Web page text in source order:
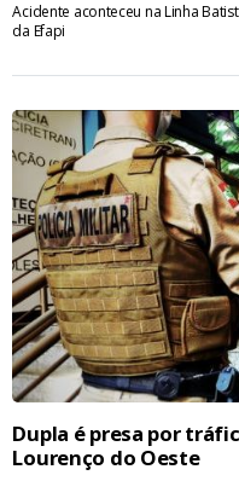
Acidente aconteceu na Linha
da Efapi
Dupla é presa por
Lourenço do Oeste